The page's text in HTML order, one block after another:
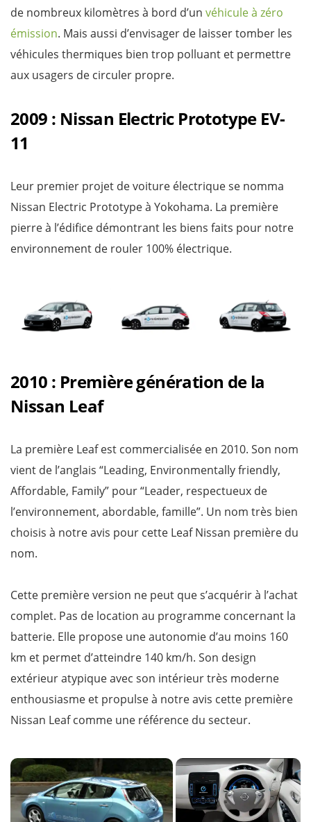
de nombreux kilomètres à bord d’un véhicule à zéro
émission. Mais aussi d’envisager de laisser tomber les
véhicules thermiques bien trop polluant et permettre
aux usagers de circuler propre.
2009 : Nissan Electric Prototype EV-
11
Leur premier projet de voiture électrique se nomma
Nissan Electric Prototype à Yokohama. La première
pierre à l’édifice démontrant les biens faits pour notre
environnement de rouler 100% électrique.
2010 : Première génération de la
Nissan Leaf
La première Leaf est commercialisée en 2010. Son nom
vient de l’anglais “Leading, Environmentally friendly,
Affordable, Family” pour “Leader, respectueux de
l’environnement, abordable, famille”. Un nom très bien
choisis à notre avis pour cette Leaf Nissan première du
nom.
Cette première version ne peut que s’acquérir à l’achat
complet. Pas de location au programme concernant la
batterie. Elle propose une autonomie d’au moins 160
km et permet d’atteindre 140 km/h. Son design
extérieur atypique avec son intérieur très moderne
enthousiasme et propulse à notre avis cette première
Nissan Leaf comme une référence du secteur.